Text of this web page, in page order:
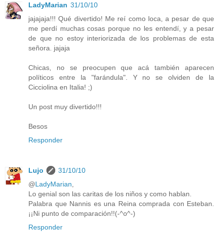
LadyMarian 31/10/10
jajajaja!!! Qué divertido! Me reí como loca, a pesar de que
me perdí muchas cosas porque no les entendí, y a pesar
de que no estoy interiorizada de los problemas de esta
señora. jajaja
Chicas, no se preocupen que acá también aparecen
políticos entre la "farándula". Y no se olviden de la
Cicciolina en Italia! ;)
Un post muy divertido!!!
Besos
Responder
Lujo
31/10/10
@LadyMarian
Lo genial son las caritas de los niños y como hablan.
Palabra que Nannis es una Reina comprada con Esteban.
¡¡Ni punto de comparación!!(-^o^-)
Responder